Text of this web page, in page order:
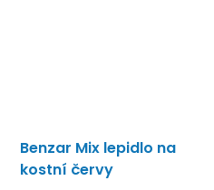
Benzar Mix lepidlo na
kostní červy